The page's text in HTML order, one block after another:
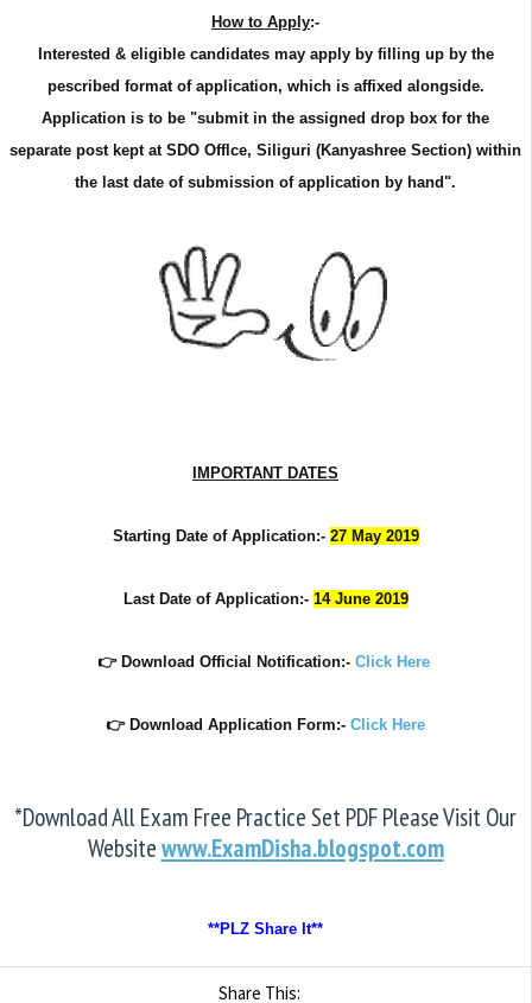
How to Apply:-
Interested & eligible candidates may apply by filling up by the
pescribed format of application, which is affixed alongside.
Application is to be "submit in the assigned drop box for the
separate post kept at SDO Offlce, Siliguri (Kanyashree Section) within
the last date of submission of application by hand".
IMPORTANT DATES
Starting Date of Application:- 27 May 2019
Last Date of Application:- 14 June 2019
👉 Download Official Notification:- Click Here
👉 Download Application Form:- Click Here
*Download All Exam Free Practice Set PDF Please Visit Our
Websitewww.ExamDisha.blogspot.com
**PLZ Share It**
Share This: